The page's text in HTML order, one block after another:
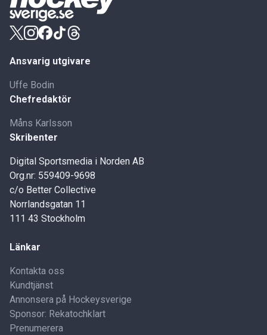
Ansvarig utgivare
Uffe Bodin
Chefredaktör
Måns Karlsson
Skribenter
Digital Sportsmedia i Norden AB
Org.nr: 559409-9698
c/o Better Collective
Norrlandsgatan 11
111 43 Stockholm
Länkar
Kontakta oss
Kundtjänst
Annonsera på Hockeysverige
Sponsor: Rekatochklart
Prenumerera